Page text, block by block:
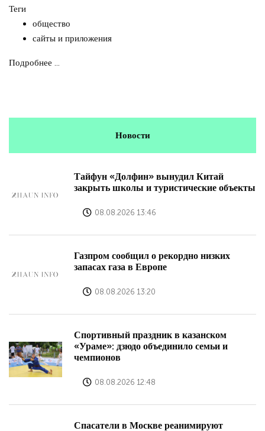
Теги
общество
сайты и приложения
Подробнее ...
Новости
Тайфун «Долфин» вынудил Китай
закрыть школы и туристические объекты
08.08.2026 13:46
Газпром сообщил о рекордно низких
запасах газа в Европе
08.08.2026 13:20
Спортивный праздник в казанском
«Ураме»: дзюдо объединило семьи и
чемпионов
08.08.2026 12:48
Спасатели в Москве реанимируют